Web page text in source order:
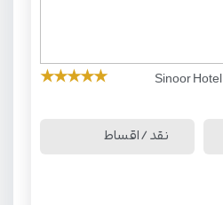
Sinoor Hotel
★
★
★
★
★
نقد / اقساط